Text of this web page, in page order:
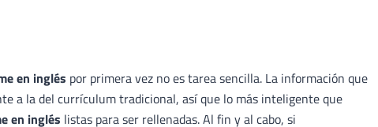
en inglés por primera vez no es tarea sencilla. La información que
a la del currículum tradicional, así que lo más inteligente que
en inglés listas para ser rellenadas. Al fin y al cabo, si